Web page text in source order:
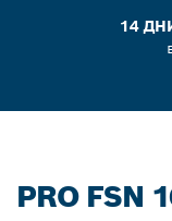
14
PRO FSN